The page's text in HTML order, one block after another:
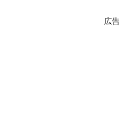
広